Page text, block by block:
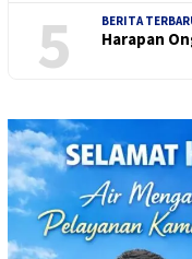
5 BERITA
Harapan